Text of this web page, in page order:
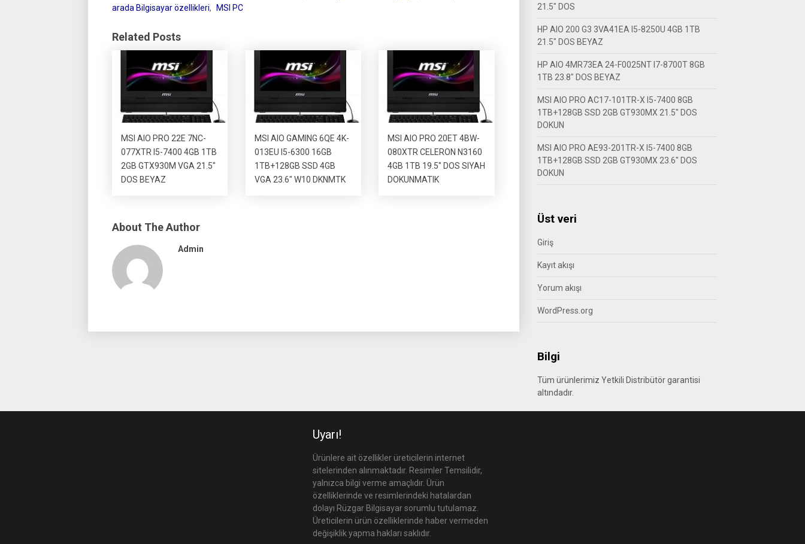
arada Bilgisayar özellikleri, MSI PC
Related Posts
MSI AIO PRO 22E 7NC-
077XTR I5-7400 4GB 1TB
2GB GTX930M VGA 21.5″
DOS BEYAZ
MSI AIO GAMING 6QE 4K-
013EU I5-6300 16GB
1TB+128GB SSD 4GB
VGA 23.6″ W10 DKNMTK
MSI AIO PRO 20ET 4BW-
080XTR CELERON N3160
4GB 1TB 19.5″ DOS SIYAH
DOKUNMATIK
About The Author
Admin
21.5″ DOS
HP AIO 200 G3 3VA41EA I5-8250U 4GB 1TB
21.5″ DOS BEYAZ
HP AIO 4MR73EA 24-F0025NT I7-8700T 8GB
1TB 23.8″ DOS BEYAZ
MSI AIO PRO AC17-101TR-X I5-7400 8GB
1TB+128GB SSD 2GB GT930MX 21.5″ DOS
DOKUN
MSI AIO PRO AE93-201TR-X I5-7400 8GB
1TB+128GB SSD 2GB GT930MX 23.6″ DOS
DOKUN
Üst veri
Giriş
Kayıt akışı
Yorum akışı
WordPress.org
Bilgi
Tüm ürünlerimiz Yetkili Distribütör garantisi
altındadır.
Uyarı!
Ürünlere ait özellikler üreticilerin internet
sitelerinden alınmaktadır. Resimler Temsilidir,
yalnızca bilgi verme amaçlıdır. Ürün
özelliklerinde ve resimlerindeki hatalardan
dolayı Rüzgar Bilgisayar sorumlu tutulamaz.
Üreticilerin ürün özelliklerinde haber vermeden
değişiklik yapma hakları saklıdır.